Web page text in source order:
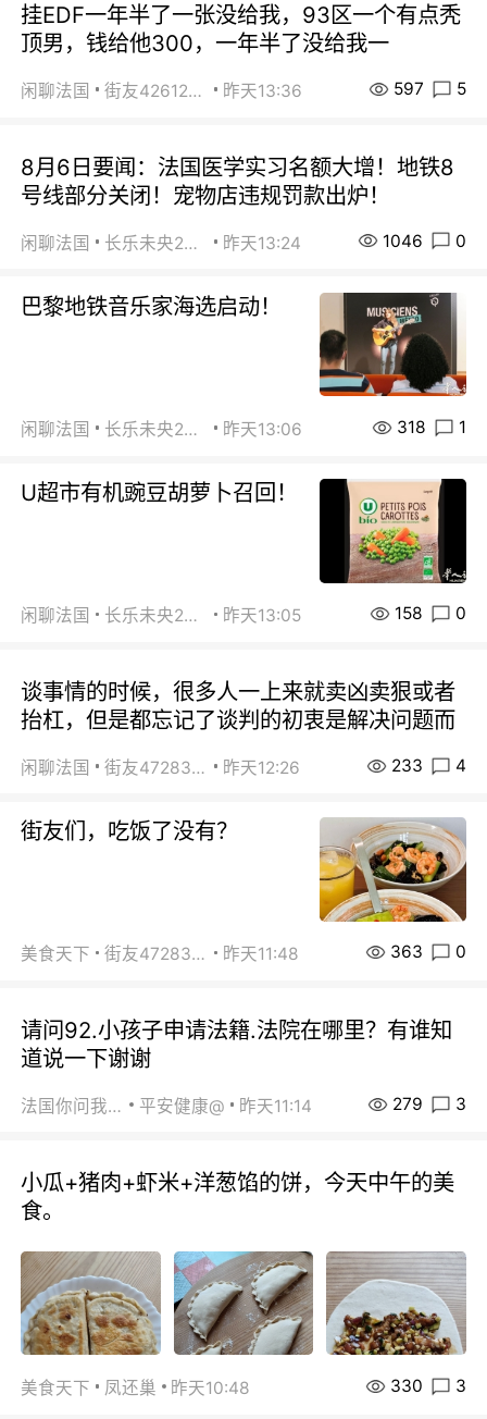
挂EDF一年半了一张没给我，93区一个有点秃
顶男，钱给他300，一年半了没给我一
闲聊法国 街友42612092 昨天13:36 597 5
8月6日要闻：法国医学实习名额大增！地铁8
号线部分关闭！宠物店违规罚款出炉！
闲聊法国 长乐未央2015 昨天13:24 1046 0
巴黎地铁音乐家海选启动！
闲聊法国 长乐未央2015 昨天13:06 318 1
U超市有机豌豆胡萝卜召回！
闲聊法国 长乐未央2015 昨天13:05 158 0
谈事情的时候，很多人一上来就卖凶卖狠或者
抬杠，但是都忘记了谈判的初衷是解决问题而
闲聊法国 街友472838572 昨天12:26 233 4
街友们，吃饭了没有？
美食天下 街友472838572 昨天11:48 363 0
请问92.小孩子申请法籍.法院在哪里？有谁知
道说一下谢谢
法国你问我答 平安健康@ 昨天11:14 279 3
小瓜+猪肉+虾米+洋葱馅的饼，今天中午的美
食。
美食天下 凤还巢 昨天10:48 330 3